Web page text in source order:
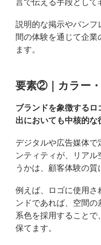
言で伝える手段として
説明的な掲示やパンフ
間の体験を通じて企業
ます。
要素②｜カラー
ブランドを象徴する
出においても中核的な
デジタルや広告媒体
ンティティが、リア
うかは、顧客体験の質
例えば、ロゴに使用さ
ンドであれば、空間の
系色を採用すること
保てます。